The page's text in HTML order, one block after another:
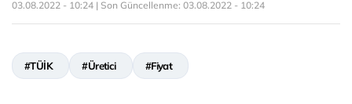
03.08.2022 - 10:24 | Son Güncellenme: 03.08.2022 - 10:24
#TÜİK #Üretici #Fiyat